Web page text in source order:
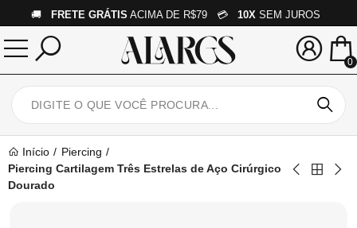
🚚 FRETE GRÁTIS ACIMA DE R$79 💳 10X SEM JUROS
0
Início
Piercing
Piercing Cartilagem Três Estrelas de Aço Cirúrgico
Dourado